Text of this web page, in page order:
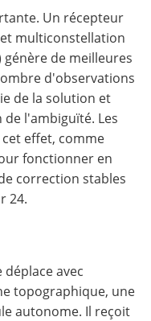
Un récepteur
multiconstellation
génère de meilleures
d'observations
de la solution et
l'ambiguïté. Les
effet, comme
fonctionner en
correction stables
24.
avec
topographique, une
autonome. Il reçoit